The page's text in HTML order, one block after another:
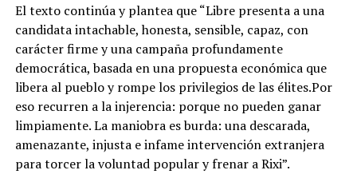
El texto continúa y plantea que “Libre presenta a una
candidata intachable, honesta, sensible, capaz, con
carácter firme y una campaña profundamente
democrática, basada en una propuesta económica que
libera al pueblo y rompe los privilegios de las élites.Por
eso recurren a la injerencia: porque no pueden ganar
limpiamente. La maniobra es burda: una descarada,
amenazante, injusta e infame intervención extranjera
para torcer la voluntad popular y frenar a Rixi”.